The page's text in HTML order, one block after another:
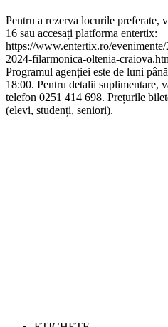
Pentru a rezerva locurile preferate,
16 sau accesați platforma entertix:
https://www.entertix.ro/
2024-filarmonica-oltenia-
Programul agenției este de luni
18:00. Pentru detalii suplimentare,
telefon 0251 414 698. Prețurile
(elevi, studenți, seniori).